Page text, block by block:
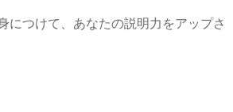
につけて、あなたの説明力をアップさ